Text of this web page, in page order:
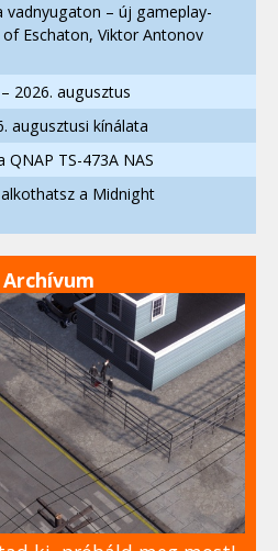
vadnyugaton – új gameplay-
Eschaton, Viktor Antonov
2026. augusztus
augusztusi kínálata
TS-473A NAS
a Midnight
Archívum